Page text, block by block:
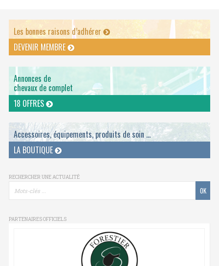
Les bonnes raisons d’adhérer
DEVENIR MEMBRE
Annonces de
chevaux de complet
18 OFFRES
Accessoires, équipements, produits de soin ...
LA BOUTIQUE
RECHERCHER UNE ACTUALITÉ
PARTENAIRES OFFICIELS